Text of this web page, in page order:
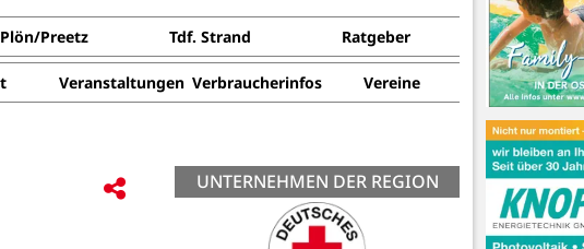
Plön/Preetz Tdf. Strand Ratgeber
Veranstaltungen Verbraucherinfos Vereine
UNTERNEHMEN DER REGION